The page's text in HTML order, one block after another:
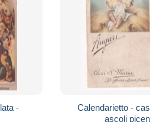
-
Calendarietto -
ascoli